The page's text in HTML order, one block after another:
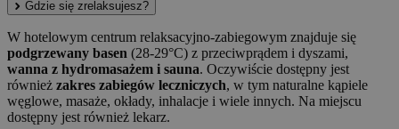
Gdzie się zrelaksujesz?
W hotelowym centrum relaksacyjno-zabiegowym znajduje się
podgrzewany basen (28-29°C) z przeciwprądem i dyszami,
wanna z hydromasażem i sauna. Oczywiście dostępny jest
również zakres zabiegów leczniczych, w tym naturalne kąpiele
węglowe, masaże, okłady, inhalacje i wiele innych. Na miejscu
dostępny jest również lekarz.